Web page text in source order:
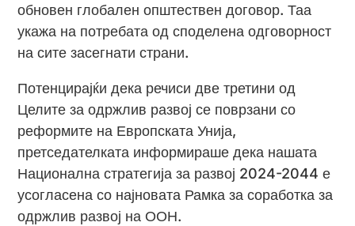
обновен глобален општествен договор. Таа
укажа на потребата од споделена одговорност
на сите засегнати страни.
Потенцирајќи дека речиси две третини од
Целите за одржлив развој се поврзани со
реформите на Европската Унија,
претседателката информираше дека нашата
Национална стратегија за развој 2024-2044 е
усогласена со најновата Рамка за соработка за
одржлив развој на ООН.